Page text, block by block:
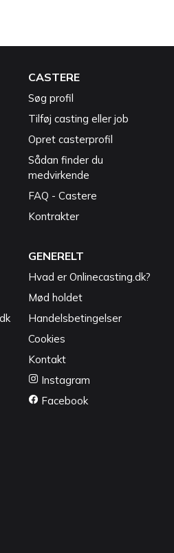
CASTERE
Søg profil
Tilføj casting eller job
Opret casterprofil
Sådan finder du
medvirkende
FAQ - Castere
Kontrakter
GENERELT
Hvad er Onlinecasting.dk?
Mød holdet
Handelsbetingelser
Cookies
Kontakt
Instagram
Facebook